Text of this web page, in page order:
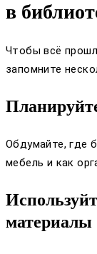
в
Чтобы всё
запомните
Обдумайте, где
мебель и как
материалы